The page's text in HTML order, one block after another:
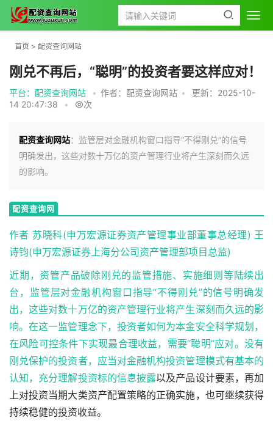
首页 > 配资查询网站
刚兑不再后，“聪明”的投资者要这样应对！
平台：配资查询网站 • 作者：配资查询网站 •
更新：2025-10-
14 20:47:38
• 次
配资查询网站：监管层对金融机构窗口指导“不得刚兑”的信号
明确发出，这些对数十万亿的资产管理行业将产生深刻而久远
的影响。
配资查询网
作者 苏晓科(申万宏源证券资产管理事业部董事总经理) 王
诗钧(申万宏源证券上海分公司资产管理部项目总监)
近期，资管产品破除刚兑的监管措施、实施细则等陆续出
台，监管层对金融机构窗口指导“不得刚兑”的信号明确发
出，这些对数十万亿的资产管理行业将产生深刻而久远的影
响。在这一监管理念下，投资者如何为本金安全科学规划，
在风险可控条件下实现最合理收益，需要“聪明”应对。没有
刚兑保护的投资者，应当对金融机构投资管理模式有基本的
认知，充分理解投资标的信息披露以及产品设计要素，再加
上对投资当期大类资产配置策略的正确实施，也可继续获得
持续稳健的投资收益。